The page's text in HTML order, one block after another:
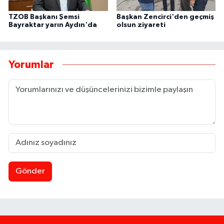
TZOB Başkanı Şemsi
Bayraktar yarın Aydın'da
Başkan Zencirci'den geçmiş
olsun ziyareti
Yorumlar
Gönder